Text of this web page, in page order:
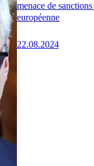
menace de
européenne
22.08.2024